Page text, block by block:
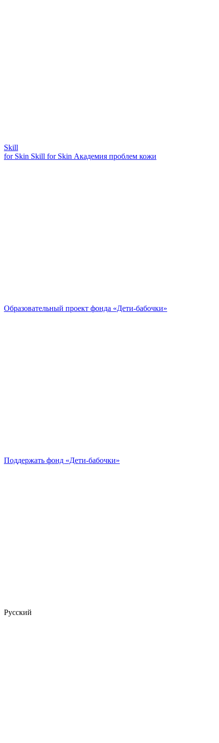
Skill
for Skin Skill for Skin Академия проблем кожи
Образовательный проект фонда «Дети-бабочки»
Поддержать фонд «Дети-бабочки»
Русский